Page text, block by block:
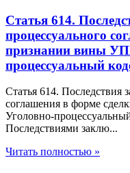
Статья 614.
процессуального
признании вины
процессуальный
Статья 614. Последствия
соглашения в форме
Уголовно-
Последствиями заклю...
Читать полностью »